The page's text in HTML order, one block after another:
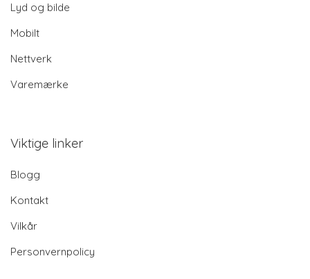
Lyd og bilde
Mobilt
Nettverk
Varemærke
Viktige linker
Blogg
Kontakt
Vilkår
Personvernpolicy